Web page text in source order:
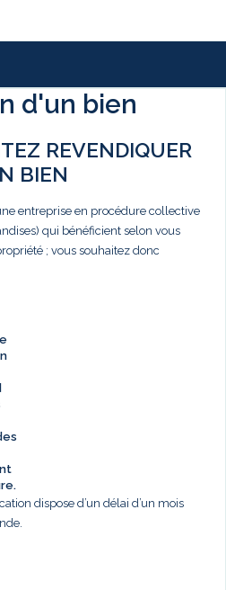
d'un bien
REVENDIQUER
BIEN
entreprise en procédure collective
qui bénéficient selon vous
; vous souhaitez donc
dispose d’un délai d’un mois